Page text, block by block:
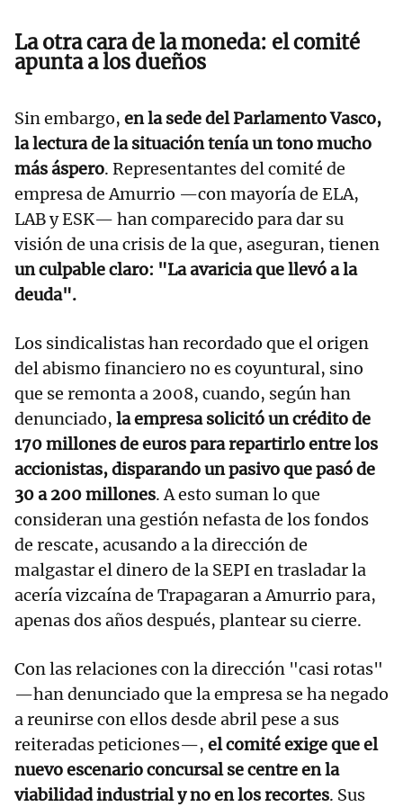
La otra cara de la moneda: el comité
apunta a los dueños
Sin embargo, en la sede del Parlamento Vasco,
la lectura de la situación tenía un tono mucho
más áspero. Representantes del comité de
empresa de Amurrio —con mayoría de ELA,
LAB y ESK— han comparecido para dar su
visión de una crisis de la que, aseguran, tienen
un culpable claro: "La avaricia que llevó a la
deuda".
Los sindicalistas han recordado que el origen
del abismo financiero no es coyuntural, sino
que se remonta a 2008, cuando, según han
denunciado, la empresa solicitó un crédito de
170 millones de euros para repartirlo entre los
accionistas, disparando un pasivo que pasó de
30 a 200 millones. A esto suman lo que
consideran una gestión nefasta de los fondos
de rescate, acusando a la dirección de
malgastar el dinero de la SEPI en trasladar la
acería vizcaína de Trapagaran a Amurrio para,
apenas dos años después, plantear su cierre.
Con las relaciones con la dirección "casi rotas"
—han denunciado que la empresa se ha negado
a reunirse con ellos desde abril pese a sus
reiteradas peticiones—, el comité exige que el
nuevo escenario concursal se centre en la
viabilidad industrial y no en los recortes. Sus